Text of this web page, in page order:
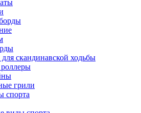
скандинавской ходьбы
грили
спорта